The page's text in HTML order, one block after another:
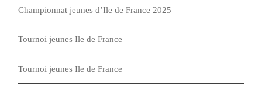
Championnat jeunes d’Ile de France 2025
Tournoi jeunes Ile de France
Tournoi jeunes Ile de France